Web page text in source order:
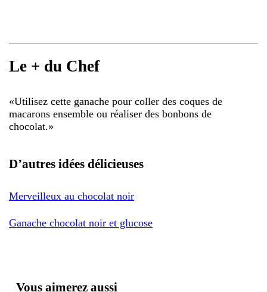
Le + du Chef
«Utilisez cette ganache pour coller des coques de
macarons ensemble ou réaliser des bonbons de
chocolat.»
D’autres idées délicieuses
Merveilleux au chocolat noir
Ganache chocolat noir et glucose
Vous aimerez aussi